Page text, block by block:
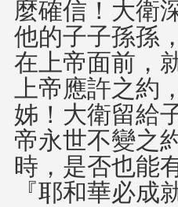
麼確信！大衛
他的子子孫孫
在上帝面前，
上帝應許之約
姊！大衛留給
帝永世不變之
時，是否也能
『耶和華必成